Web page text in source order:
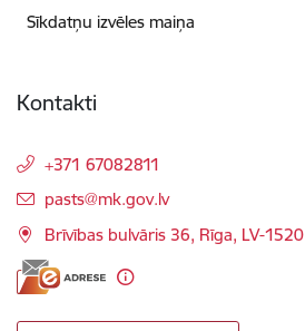
Sīkdatņu izvēles maiņa
Kontakti
+371 67082811
E-pasts:
pasts@mk.gov.lv
Brīvības bulvāris 36, Rīga, LV-1520